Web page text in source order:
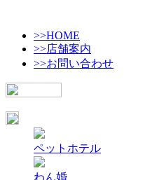
>>HOME
>>店舗案内
>>お問い合わせ
ペットホテル
わん婚